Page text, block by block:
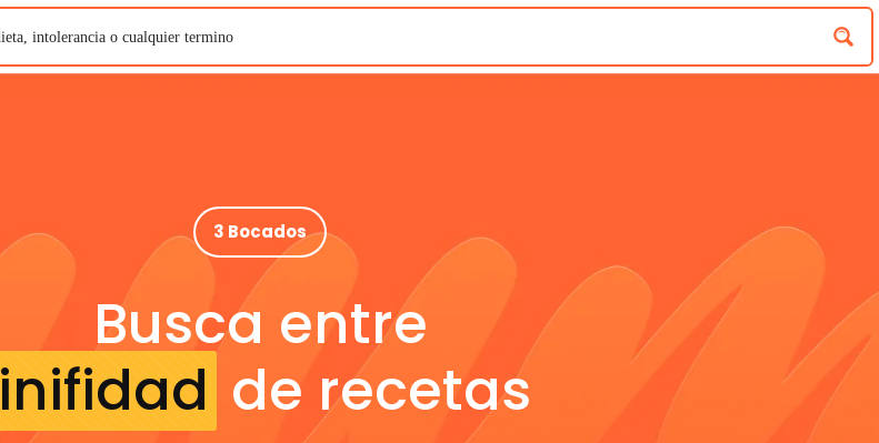
3 Bocados
Busca entre
inifidad de recetas